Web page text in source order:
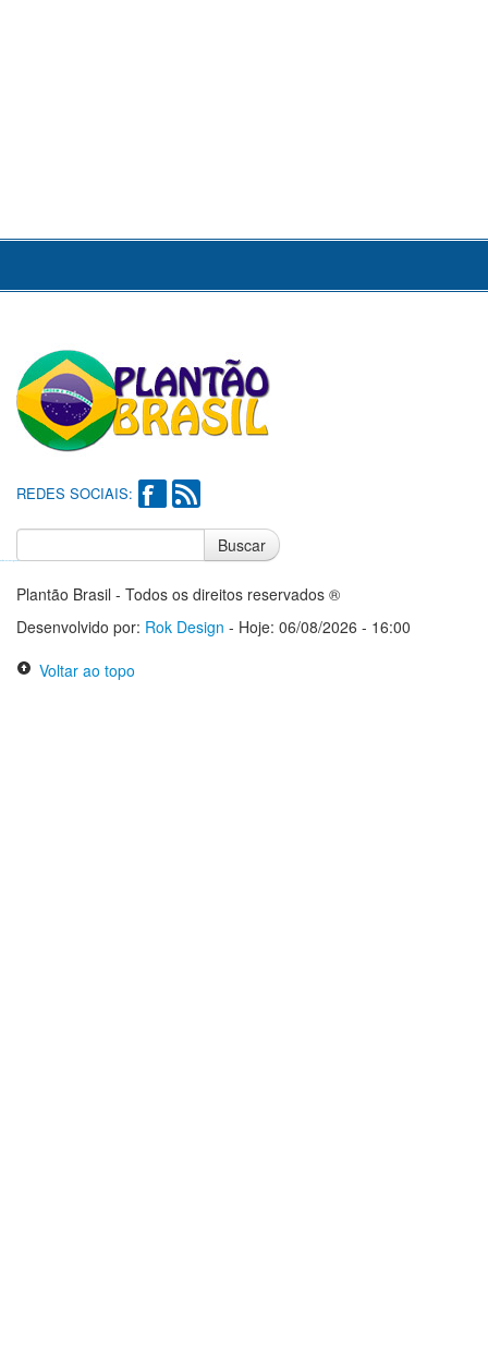
REDES SOCIAIS:
Buscar
Plantão Brasil - Todos os direitos reservados ®
Desenvolvido por: Rok Design - Hoje: 06/08/2026 - 16:00
Voltar ao topo